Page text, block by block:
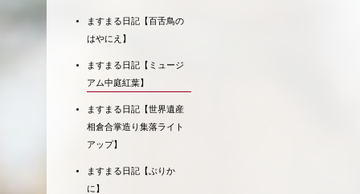
ますまる日記【百舌鳥の
はやにえ】
ますまる日記【ミュージ
アム中庭紅葉】
ますまる日記【世界遺産
相倉合掌造り集落ライト
アップ】
ますまる日記【ぶりか
に】